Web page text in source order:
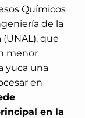
Químicos
de la
que
menor
yuca una
en
en la